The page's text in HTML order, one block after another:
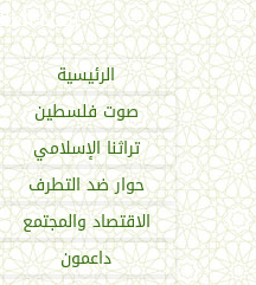
اتحاد
الرئيسية
صوت فلسطين
تراثنا الإسلامي
حوار ضد التطرف
الاقتصاد والمجتمع
داعمون